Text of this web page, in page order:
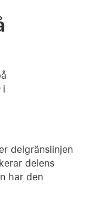
i
delgränslinjen
delens
har den